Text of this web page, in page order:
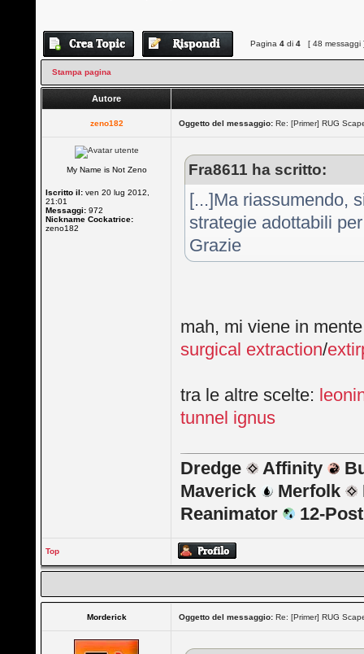
Pagina4 di4 [ 48 messaggi
Stampa pagina
Autore
zeno182 Oggetto del messaggio: Re: [Primer] RUG
My Name is Not Zeno
Iscritto il: ven 20 lug 2012,
21:01
Messaggi: 972
Nickname Cockatrice:
zeno182
Fra8611 ha scritto:
[...]Ma riassumendo,
strategie adottabili
Grazie
mah, mi viene in
surgical extraction/
tra le altre scelte:
tunnel ignus
Dredge Affinity
Maverick
Merfolk
Reanimator
12-
Top
Morderick Oggetto del messaggio: Re: [Primer] RUG